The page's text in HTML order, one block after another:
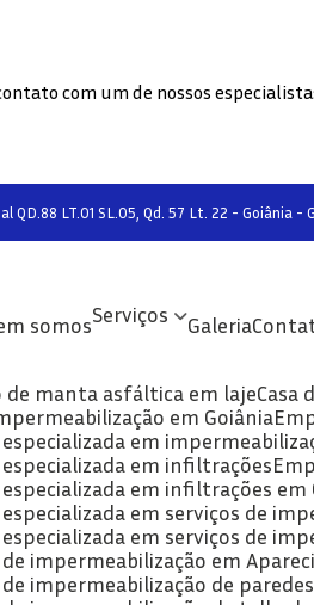
com um de nossos
QD.88 LT.01 SL.05, Qd. 57 Lt. 22 - Goiânia -
somos Serviços Galeria
de manta asfáltica em laje
em Goiânia
especializada em
especializada em infiltrações
especializada em infiltrações em
especializada em serviços de
especializada em serviços de
de impermeabilização em
de impermeabilização de paredes